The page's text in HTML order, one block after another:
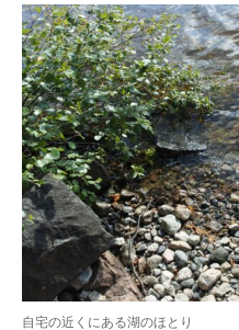
自宅の近くにある湖のほとり